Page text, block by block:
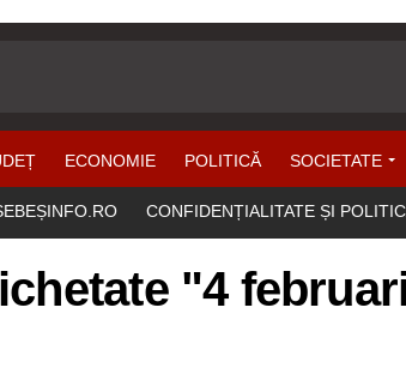
ECONOMIE POLITICĂ SOCIETATE
CONFIDENȚIALITATE ȘI
"4